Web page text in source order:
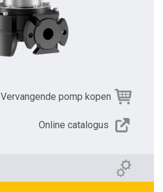
Vervangende pomp kopen
Online catalogus